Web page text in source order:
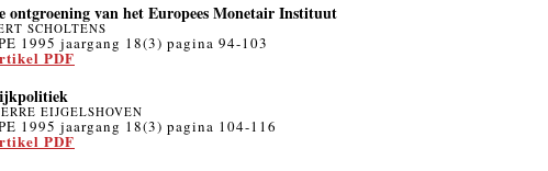
ontgroening van het Europees Monetair Instituut
SCHOLTENS
1995 jaargang 18(3) pagina 94-103
PDF
EIJGELSHOVEN
1995 jaargang 18(3) pagina 104-116
PDF